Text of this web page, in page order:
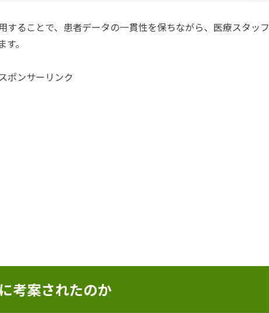
ることで、患者データの一貫性を保ちながら、医療スタッフ
。
ポンサーリンク
考案されたのか